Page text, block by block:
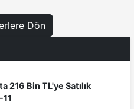
Dön
216 Bin TL'ye Satılık